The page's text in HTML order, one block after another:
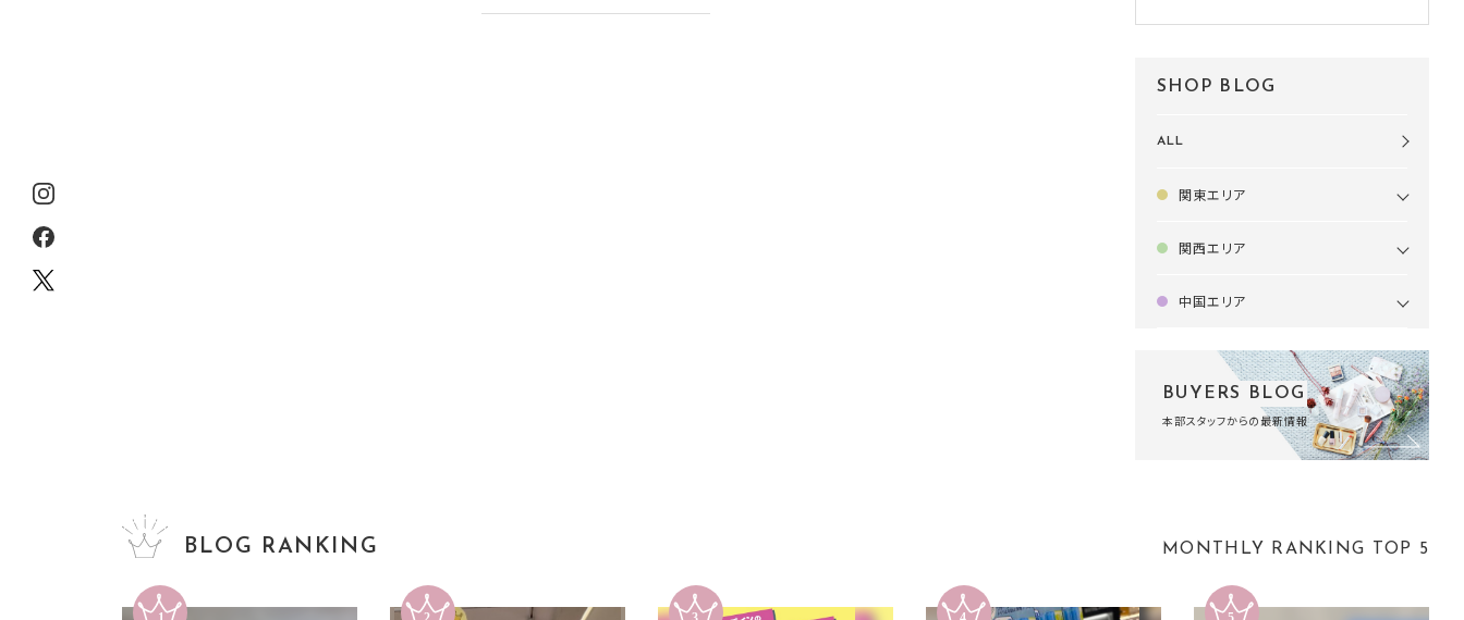
SHOP BLOG
ALL
関東エリア
関西エリア
中国エリア
BUYERS BLOG
本部スタッフからの最新情報
BLOG RANKING MONTHLY RANKING TOP 5